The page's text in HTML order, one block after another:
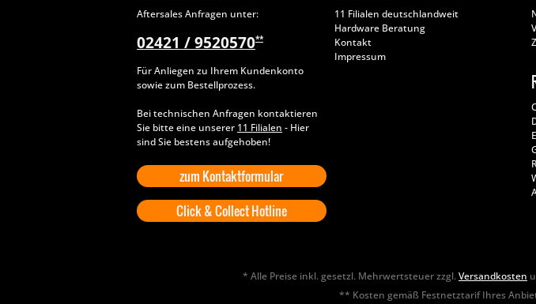
Aftersales Anfragen unter:
02421 / 9520570**
Für Anliegen zu Ihrem Kundenkonto
sowie zum Bestellprozess.
Bei technischen Anfragen kontaktieren
Sie bitte eine unserer 11 Filialen - Hier
sind Sie bestens aufgehoben!
zum Kontaktformular
Click & Collect Hotline
11 Filialen deutschlandweit
Hardware Beratung
Kontakt
Impressum
* Alle Preise inkl. gesetzl. Mehrwertsteuer zzgl.Versandkosten
** Kosten gemäß Festnetztarif Ihres